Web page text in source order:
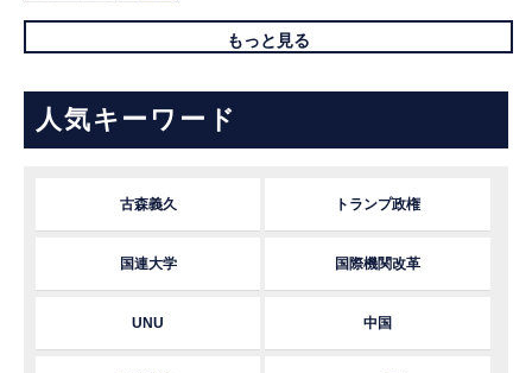
もっと見る
人気キーワード
古森義久 トランプ政権
国連大学 国際機関改革
UNU 中国